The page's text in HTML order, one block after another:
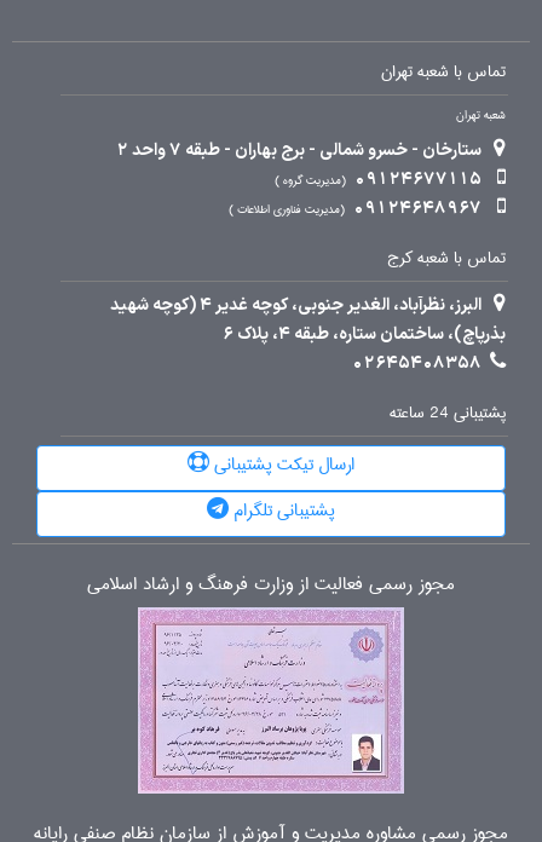
تماس با شعبه تهران
شعبه تهران
ستارخان - خسرو شمالی - برج بهاران - طبقه 7 واحد 2
09124677115
مدیریت گروه
09124648967 مدیریت فناوری اطلاعات
تماس با شعبه کرج
البرز، نظرآباد، الغدیر جنوبی، کوچه غدیر 4 (کوچه شهید
بذرپاچ)، ساختمان ستاره، طبقه 4، پلاک 6
02645408358
پشتیبانی 24 ساعته
ارسال تیکت پشتیبانی
پشتیبانی تلگرام
مجوز رسمی فعالیت از وزارت فرهنگ و ارشاد اسلامی
مجوز رسمی مشاوره مدیریت و آموزش از سازمان نظام صنفی رایانه